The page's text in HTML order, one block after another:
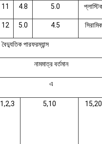
11 4.8 5.0
12 5.0 4.5 সিরামিক
বৈদ্যুতিক পারফরম্যান্স
নামমাত্র বর্তমান
এ
1,2,3 5,10 15,20